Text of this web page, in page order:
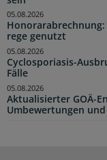
rege genutzt
05.08.2026
Cyclosporiasis-
Fälle
05.08.2026
Aktualisierter GOÄ-
Umbewertungen
05.08.2026